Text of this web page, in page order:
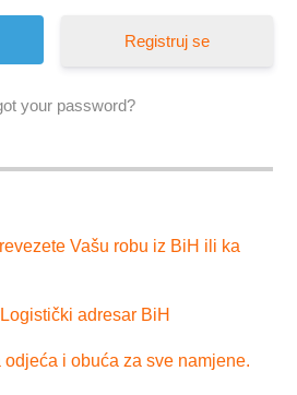
Registruj se
your password?
Vašu robu iz BiH ili ka
adresar BiH
i obuća za sve namjene.